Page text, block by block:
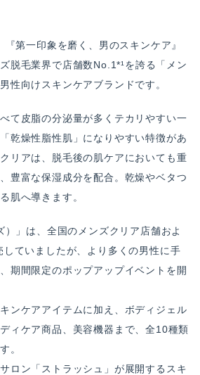
『第一印象を磨く、男のスキンケア』
脱毛業界で店舗数No.1*¹を誇る「メン
性向けスキンケアブランドです。
て皮脂の分泌量が多くテカリやすい一
乾燥性脂性肌」になりやすい特徴があ
リアは、脱毛後の肌ケアにおいても重
豊富な保湿成分を配合。乾燥やベタつ
肌へ導きます。
）」は、全国のメンズクリア店舗およ
ていましたが、より多くの男性に手
期間限定のポップアップイベントを開
ンケアアイテムに加え、ボディジェル
ィケア商品、美容機器まで、全10種類
。
ロン「ストラッシュ」が展開するスキ